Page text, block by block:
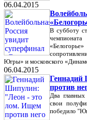
06.04.2015
В субботу
Югры» и московского
06.04.2015
против
Два главных
свои
победило